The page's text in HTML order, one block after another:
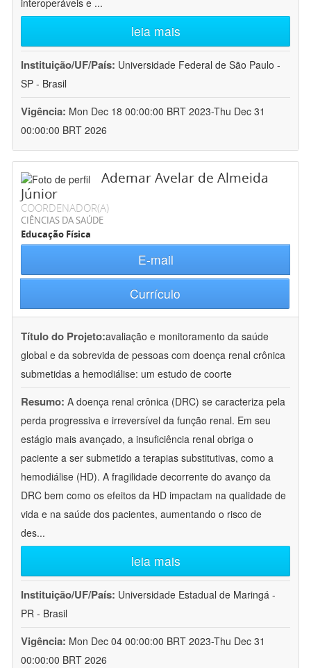
interoperáveis e ...
leia mais
Instituição/UF/País: Universidade Federal de São Paulo -
SP - Brasil
Vigência: Mon Dec 18 00:00:00 BRT 2023-Thu Dec 31
00:00:00 BRT 2026
Ademar Avelar de Almeida
Júnior
COORDENADOR(A)
CIÊNCIAS DA SAÚDE
Educação Física
E-mail
Currículo
Título do Projeto:avaliação e monitoramento da saúde
global e da sobrevida de pessoas com doença renal crônica
submetidas a hemodiálise: um estudo de coorte
Resumo: A doença renal crônica (DRC) se caracteriza pela
perda progressiva e irreversível da função renal. Em seu
estágio mais avançado, a insuficiência renal obriga o
paciente a ser submetido a terapias substitutivas, como a
hemodiálise (HD). A fragilidade decorrente do avanço da
DRC bem como os efeitos da HD impactam na qualidade de
vida e na saúde dos pacientes, aumentando o risco de
des...
leia mais
Instituição/UF/País: Universidade Estadual de Maringá -
PR - Brasil
Vigência: Mon Dec 04 00:00:00 BRT 2023-Thu Dec 31
00:00:00 BRT 2026